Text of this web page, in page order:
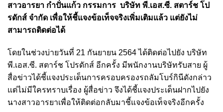
สาวอารยา กำปั่นแก้ว กรรมการ บริษัท พี.เอส.ซี. สตาร์ช โป
รดักส์ จำกัด เพื่อให้ชี้แจงข้อเท็จจริงเพิ่มเติมแล้ว แต่ยังไม่
สามารถติดต่อได้
โดยในช่วงบ่ายวันที่ 21 กันยายน 2564 ได้ติดต่อไปยัง บริษัท
พี.เอส.ซี. สตาร์ช โปรดักส์ อีกครั้ง มีพนักงานบริษัทรับสาย ผู้
สื่อข่าวได้ชี้แจงประเด็นการครอบครองรถลัมโบร์กินีดังกล่าว
แต่ไม่มีใครทราบเรื่อง ผู้สื่อข่าว จึงได้ชี้แจงประเด็นฝากไปยัง
นางสาวอารยาเพื่อให้ติดต่อกลับมาชี้แจงข้อเท็จจริงอีกครั้ง